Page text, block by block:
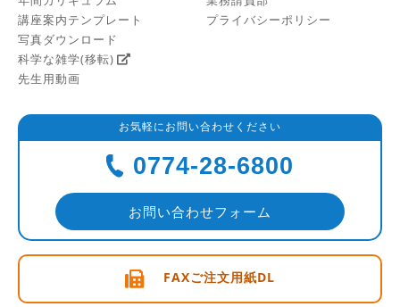
講座案内テンプレート
写真ダウンロード
科学な雑学(移転)
先生用動画
プライバシーポリシー
お気軽にお問い合わせください
0774-28-6800
お問い合わせフォーム
FAXご注文用紙DL